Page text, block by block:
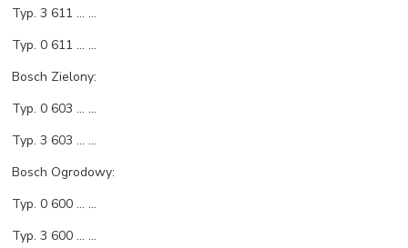
Typ. 3 611 ... ...
Typ. 0 611 ... ...
Bosch Zielony:
Typ. 0 603 ... ...
Typ. 3 603 ... ...
Bosch Ogrodowy:
Typ. 0 600 ... ...
Typ. 3 600 ... ...